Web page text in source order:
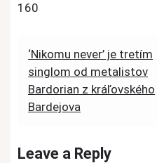
160
Post
navigation
‘Nikomu never’ je tretím
singlom od metalistov
Bardorian z kráľovského
Bardejova
Leave a Reply